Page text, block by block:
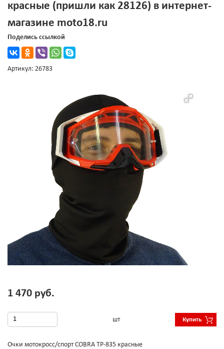
красные (пришли как 28126) в интернет-
магазине moto18.ru
Поделись ссылкой
Артикул: 26783
1 470 руб.
шт Купить
Очки мотокросс/спорт COBRA TP-835 красные